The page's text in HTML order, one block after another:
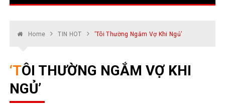
Home TIN HOT ‘Tôi Thường Ngắm Vợ Khi Ngủ’
‘TÔI THƯỜNG NGẮM VỢ KHI
NGỦ’